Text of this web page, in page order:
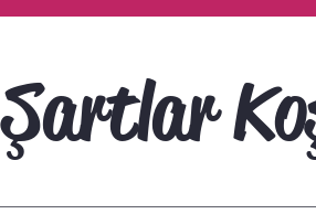
Şartlar